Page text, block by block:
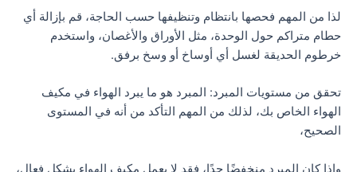
لذا من المهم فحصها بانتظام وتنظيفها حسب الحاجة، قم بإزالة أي
حطام متراكم حول الوحدة، مثل الأوراق والأغصان، واستخدم
خرطوم الحديقة لغسل أي أوساخ أو وسخ برفق.
تحقق من مستويات المبرد: المبرد هو ما يبرد الهواء في مكيف
الهواء الخاص بك، لذلك من المهم التأكد من أنه في المستوى
الصحيح،
وإذا كان المبرد منخفضًا جدًا، فقد لا يعمل مكيف الهواء بشكل فعال،